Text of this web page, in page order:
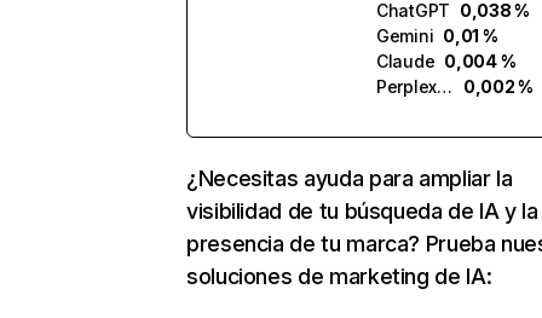
ChatGPT 0,038 %
Gemini 0,01 %
Claude 0,004 %
Perplexity
0,002 %
¿Necesitas ayuda para ampliar la
visibilidad de tu búsqueda de IA y la
presencia de tu marca? Prueba
soluciones de marketing de IA: